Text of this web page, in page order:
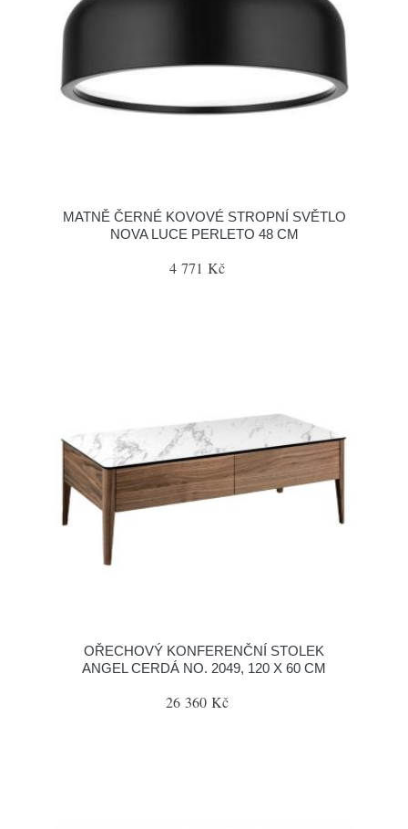
MATNĚ ČERNÉ KOVOVÉ STROPNÍ SVĚTLO
NOVA LUCE PERLETO 48 CM
4 771 Kč
OŘECHOVÝ KONFERENČNÍ STOLEK
ANGEL CERDÁ NO. 2049, 120 X 60 CM
26 360 Kč